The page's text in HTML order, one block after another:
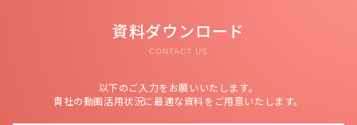
資料ダウンロード
CONTACT US
以下のご入力をお願いいたします。
貴社の動画活用状況に最適な資料をご用意いたします。